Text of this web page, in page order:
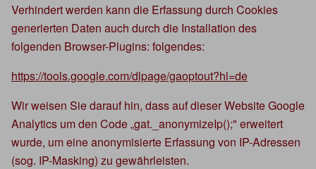
Verhindert werden kann die Erfassung durch Cookies
generierten Daten auch durch die Installation des
folgenden Browser-Plugins: folgendes:
https://tools.google.com/dlpage/gaoptout?hl=de
Wir weisen Sie darauf hin, dass auf dieser Website Google
Analytics um den Code „gat._anonymizeIp();" erweitert
wurde, um eine anonymisierte Erfassung von IP-Adressen
(sog. IP-Masking) zu gewährleisten.